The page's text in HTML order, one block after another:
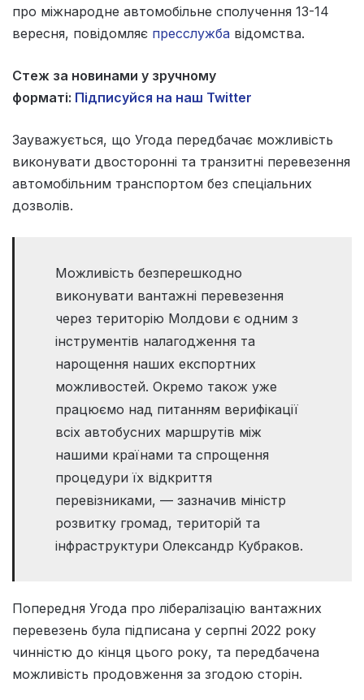
про міжнародне автомобільне сполучення 13-14
вересня, повідомляє пресслужба відомства.
Стеж за новинами у зручному
форматі: Підписуйся на наш Twitter
Зауважується, що Угода передбачає можливість
виконувати двосторонні та транзитні перевезення
автомобільним транспортом без спеціальних
дозволів.
Можливість безперешкодно
виконувати вантажні перевезення
через територію Молдови є одним з
інструментів налагодження та
нарощення наших експортних
можливостей. Окремо також уже
працюємо над питанням верифікації
всіх автобусних маршрутів між
нашими країнами та спрощення
процедури їх відкриття
перевізниками, — зазначив міністр
розвитку громад, територій та
інфраструктури Олександр Кубраков.
Попередня Угода про лібералізацію вантажних
перевезень була підписана у серпні 2022 року
чинністю до кінця цього року, та передбачена
можливість продовження за згодою сторін.